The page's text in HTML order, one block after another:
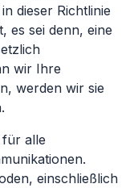
dieser Richtlinie
es sei denn, eine
wir Ihre
werden wir sie
für alle
einschließlich